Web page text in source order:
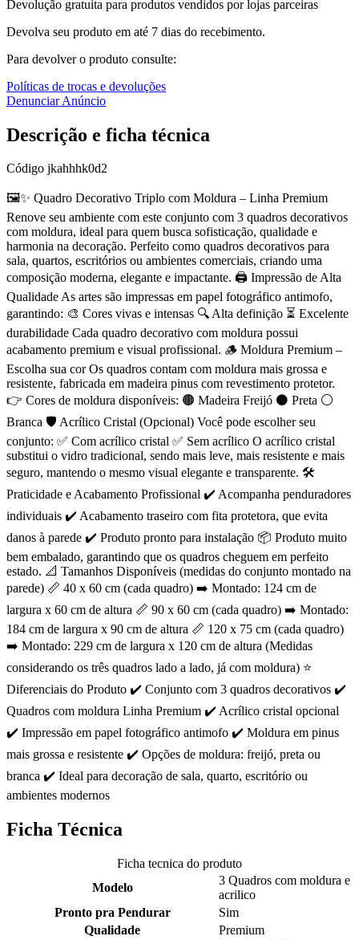
Devolução gratuita para produtos vendidos por lojas parceiras
Devolva seu produto em até 7 dias do recebimento.
Para devolver o produto consulte:
Políticas de trocas e devoluções
Denunciar Anúncio
Descrição e ficha técnica
Código jkahhhk0d2
🖼️✨ Quadro Decorativo Triplo com Moldura – Linha Premium
Renove seu ambiente com este conjunto com 3 quadros decorativos
com moldura, ideal para quem busca sofisticação, qualidade e
harmonia na decoração. Perfeito como quadros decorativos para
sala, quartos, escritórios ou ambientes comerciais, criando uma
composição moderna, elegante e impactante. 🖨️ Impressão de Alta
Qualidade As artes são impressas em papel fotográfico antimofo,
garantindo: 🎨 Cores vivas e intensas 🔍 Alta definição ⏳ Excelente
durabilidade Cada quadro decorativo com moldura possui
acabamento premium e visual profissional. 🪵 Moldura Premium –
Escolha sua cor Os quadros contam com moldura mais grossa e
resistente, fabricada em madeira pinus com revestimento protetor.
👉 Cores de moldura disponíveis: 🟤 Madeira Freijó ⚫ Preta ⚪
Branca 🛡️ Acrílico Cristal (Opcional) Você pode escolher seu
conjunto: ✅ Com acrílico cristal ✅ Sem acrílico O acrílico cristal
substitui o vidro tradicional, sendo mais leve, mais resistente e mais
seguro, mantendo o mesmo visual elegante e transparente. 🛠️
Praticidade e Acabamento Profissional ✔️ Acompanha penduradores
individuais ✔️ Acabamento traseiro com fita protetora, que evita
danos à parede ✔️ Produto pronto para instalação 📦 Produto muito
bem embalado, garantindo que os quadros cheguem em perfeito
estado. 📐 Tamanhos Disponíveis (medidas do conjunto montado na
parede) 📏 40 x 60 cm (cada quadro) ➡️ Montado: 124 cm de
largura x 60 cm de altura 📏 90 x 60 cm (cada quadro) ➡️ Montado:
184 cm de largura x 90 cm de altura 📏 120 x 75 cm (cada quadro)
➡️ Montado: 229 cm de largura x 120 cm de altura (Medidas
considerando os três quadros lado a lado, já com moldura) ⭐
Diferenciais do Produto ✔️ Conjunto com 3 quadros decorativos ✔️
Quadros com moldura Linha Premium ✔️ Acrílico cristal opcional
✔️ Impressão em papel fotográfico antimofo ✔️ Moldura em pinus
mais grossa e resistente ✔️ Opções de moldura: freijó, preta ou
branca ✔️ Ideal para decoração de sala, quarto, escritório ou
ambientes modernos
Ficha Técnica
Ficha tecnica do produto
Modelo
3 Quadros com moldura e
acrilico
Pronto pra Pendurar
Sim
Qualidade
Premium